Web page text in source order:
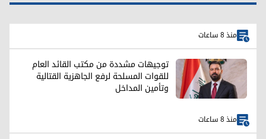
منذ 8 ساعات
توجيهات مشددة من مكتب القائد العام
للقوات المسلحة لرفع الجاهزية القتالية
وتأمين المداخل
منذ 8 ساعات